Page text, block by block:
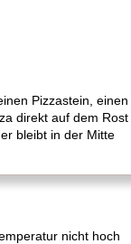
Pizzastein, einen
direkt auf dem Rost
bleibt in der Mitte
nicht hoch